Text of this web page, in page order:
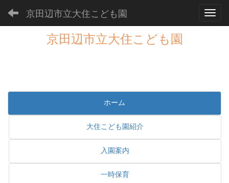
京田辺市立大住こども園
京田辺市立大住こども園
ホーム
大住こども園紹介
入園案内
一時保育